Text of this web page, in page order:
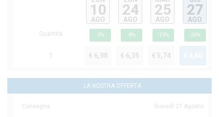
10
AGO
24
AGO
25
AGO
27
AGO
Quantità -3% -8% -13% -20%
1 € 6,98 € 6,35 € 5,74
LA NOSTRA OFFERTA
Consegna Giovedì 27 Agosto